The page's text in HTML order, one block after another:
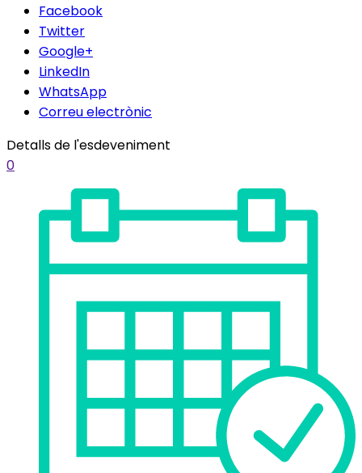
Facebook
Twitter
Google+
LinkedIn
WhatsApp
Correu electrònic
Detalls de l'esdeveniment
0